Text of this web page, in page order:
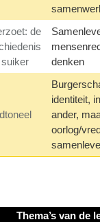
de
denken
identiteit,
ander,
oorlog/
Thema’s van de